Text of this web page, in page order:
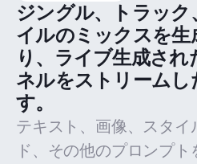
ジングル、トラック
イルのミックスを生
り、ライブ生成され
ネルをストリームし
す。
テキスト、画像、スタイ
ド、その他のプロンプト